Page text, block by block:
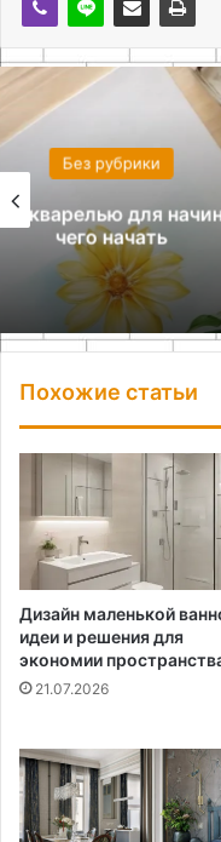
Хранение
Похожие статьи
Дизайн маленькой
идеи и решения для
экономии
21.07.2026